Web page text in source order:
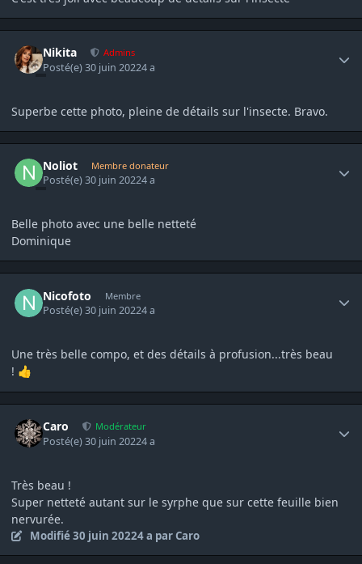
Nikita Admins
Posté(e)30 juin 20224 a
Superbe cette photo, pleine de détails sur l'insecte. Bravo.
Noliot Membre donateur
Posté(e)30 juin 20224 a
Belle photo avec une belle netteté
Dominique
Nicofoto Membre
Posté(e)30 juin 20224 a
Une très belle compo, et des détails à profusion...très beau
! 👍
Caro Modérateur
Posté(e)30 juin 20224 a
Très beau !
Super netteté autant sur le syrphe que sur cette feuille bien
nervurée.
Modifié30 juin 20224 a par Caro